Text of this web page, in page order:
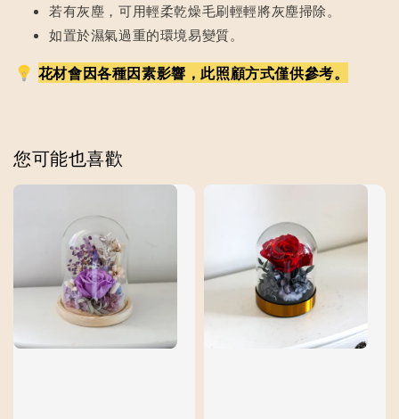
若有灰塵，可用輕柔乾燥毛刷輕輕將灰塵掃除。
如置於濕氣過重的環境易變質。
花材會因各種因素影響，此照顧方式僅供參考。
您可能也喜歡